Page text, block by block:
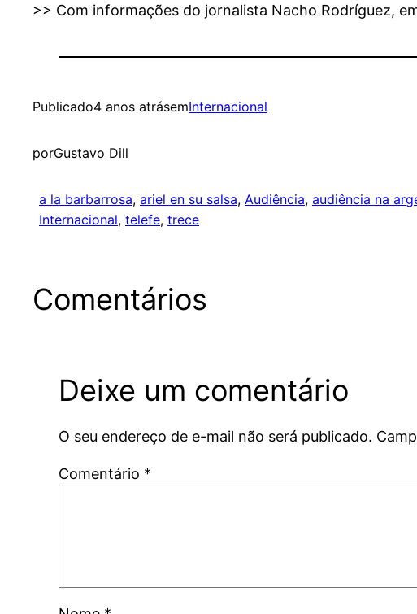
>> Com informações do jornalista Nacho Rodríguez,
Publicado4 anos atrásemInternacional
porGustavo Dill
a la barbarrosa, ariel en su salsa, Audiência, audiência na
Internacional, telefe, trece
Comentários
Deixe um comentário
O seu endereço de e-mail não será publicado.
Comentário *